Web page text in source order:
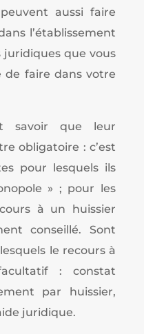
aussi faire
l’établissement
que vous
de faire dans votre
savoir que leur
obligatoire : c’est
pour lesquels ils
» ; pour les
à un huissier
conseillé. Sont
le recours à
: constat
par huissier,
juridique.